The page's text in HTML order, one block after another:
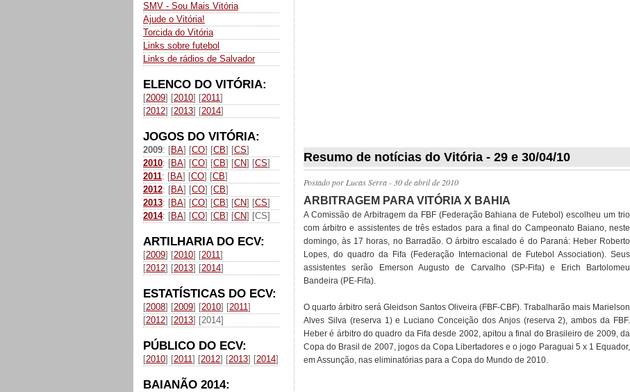
SMV - Sou Mais Vitória
Ajude o Vitória!
Torcida do Vitória
Links sobre futebol
Links de rádios de Salvador
ELENCO DO VITÓRIA:
[2009] [2010] [2011]
[2012] [2013] [2014]
JOGOS DO VITÓRIA:
2009: [BA] [CO] [CB] [CS]
2010: [BA] [CO] [CB] [CN] [CS]
2011: [BA] [CO] [CB]
2012: [BA] [CO] [CB]
2013: [BA] [CO] [CB] [CN] [CS]
2014: [BA] [CO] [CB] [CN] [CS]
ARTILHARIA DO ECV:
[2009] [2010] [2011]
[2012] [2013] [2014]
ESTATÍSTICAS DO ECV:
[2008] [2009] [2010] [2011]
[2012] [2013] [2014]
PÚBLICO DO ECV:
[2010] [2011] [2012] [2013] [2014]
BAIANÃO 2014:
Resumo de notícias do Vitória - 29 e 30/04/10
Postado porLucas Serra- 30 de abril de 2010
ARBITRAGEM PARA VITÓRIA X BAHIA
A Comissão de Arbitragem da FBF (Federação Bahiana de Futebol) escolheu um trio
com árbitro e assistentes de três estados para a final do Campeonato Baiano, neste
domingo, às 17 horas, no Barradão. O árbitro escalado é do Paraná: Heber Roberto
Lopes, do quadro da Fifa (Federação Internacional de Futebol Association). Seus
assistentes serão Emerson Augusto de Carvalho (SP-Fifa) e Erich Bartolomeu
Bandeira (PE-Fifa).
O quarto árbitro será Gleidson Santos Oliveira (FBF-CBF). Trabalharão mais Marielson
Alves Silva (reserva 1) e Luciano Conceição dos Anjos (reserva 2), ambos da FBF.
Heber é árbitro do quadro da Fifa desde 2002, apitou a final do Brasileiro de 2009, da
Copa do Brasil de 2007, jogos da Copa Libertadores e o jogo Paraguai 5 x 1 Equador,
em Assunção, nas eliminatórias para a Copa do Mundo de 2010.